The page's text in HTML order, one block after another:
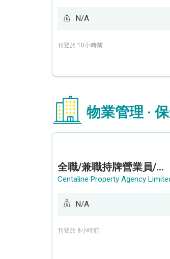
N/A
刊登於 10小時前
物業管理 ·
全職/兼職持牌營業員/持牌地產代理 (長沙灣/將軍澳/油塘)
Centaline Property Agency
N/A
刊登於 8小時前